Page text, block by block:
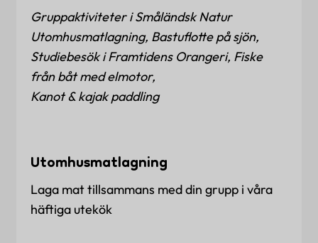
Gruppaktiviteter i Småländsk Natur
Utomhusmatlagning, Bastuflotte på sjön,
Studiebesök i Framtidens Orangeri, Fiske
från båt med elmotor,
Kanot & kajak paddling
Utomhusmatlagning
Laga mat tillsammans med din grupp i våra
häftiga utekök